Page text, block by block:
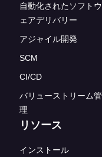
自動化されたソフトウ
ェアデリバリー
アジャイル開発
SCM
CI/CD
バリューストリーム管
理
リソース
インストール